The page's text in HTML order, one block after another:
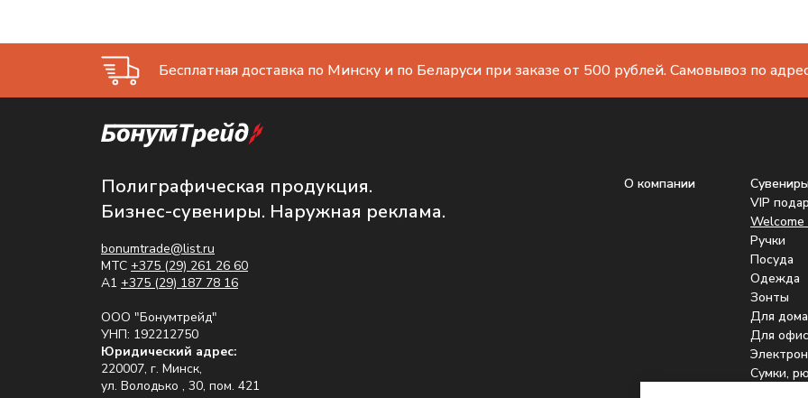
Бесплатная доставка по Минску и по Беларуси при заказе от 500 рублей. Самовывоз по
VIP
Welcome
Ручки
Посуда
Одежда
Зонты
Для дома
Для
Сумки,
О компании
bonumtrade@list.ru
МТС +375 (29) 261 26 60
A1 +375 (29) 187 78 16
ООО "Бонумтрейд"
УНП: 192212750
Юридический адрес:
220007, г. Минск,
ул. Володько , 30, пом. 421
Полиграфическая продукция.
Бизнес-сувениры. Наружная реклама.